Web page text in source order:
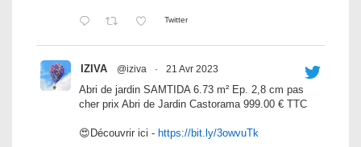
Twitter
IZIVA @iziva · 21 Avr 2023
Abri de jardin SAMTIDA 6.73 m² Ep. 2,8 cm pas
cher prix Abri de Jardin Castorama 999.00 € TTC
😍Découvrir ici - https://bit.ly/3owvuTk